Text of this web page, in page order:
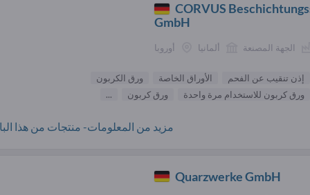
CORVUS
GmbH
الجهة المصنعة ألمانيا أوروبا
إذن تنقيب عن الفحم الأوراق الخاصة
ورق الكربون
ورق كربون للاستخدام مرة واحدة
ورق كربون ...
مزيد من المعلومات- منتجات من هذا
Quarzwerke GmbH